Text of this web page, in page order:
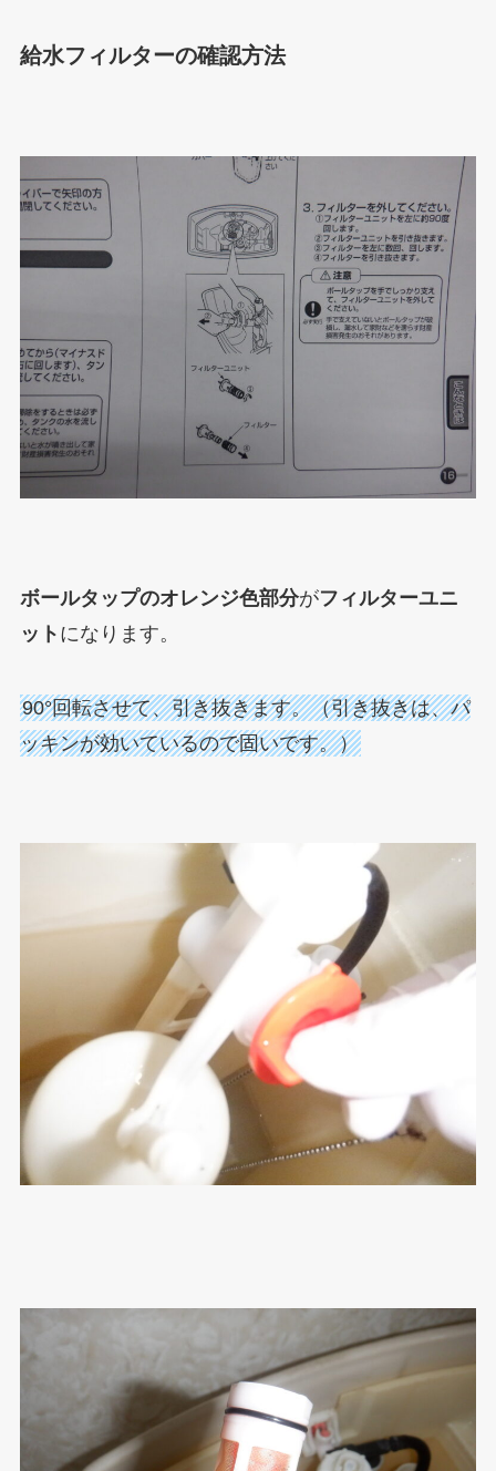
給水フィルターの確認方法
ボールタップのオレンジ色部分がフィルターユニ
ット になります。
90°回転させて、引き抜きます。（引き抜きは、パ
ッキンが効いているので固いです。）